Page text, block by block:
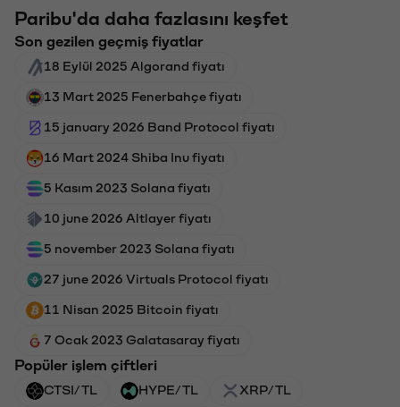
Paribu'da daha fazlasını keşfet
Son gezilen geçmiş fiyatlar
18 Eylül 2025 Algorand fiyatı
13 Mart 2025 Fenerbahçe fiyatı
15 january 2026 Band Protocol fiyatı
16 Mart 2024 Shiba Inu fiyatı
5 Kasım 2023 Solana fiyatı
10 june 2026 Altlayer fiyatı
5 november 2023 Solana fiyatı
27 june 2026 Virtuals Protocol fiyatı
11 Nisan 2025 Bitcoin fiyatı
7 Ocak 2023 Galatasaray fiyatı
Popüler işlem çiftleri
CTSI/TL HYPE/TL XRP/TL